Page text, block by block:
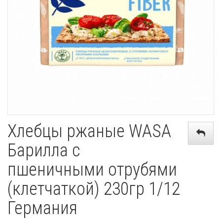
Хлебцы ржаные WASA
Барилла с
пшеничными отрубями
(клетчаткой) 230гр 1/12
Германия